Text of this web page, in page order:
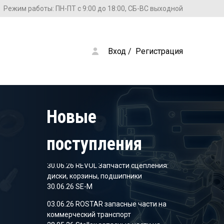
Режим работы: ПН-ПТ с 9:00 до 18:00, СБ-ВС выходной
Вход / Регистрация
Новые
поступления
09.04.26 SHEFT Колодки тормозные
05.03.26 SHEFT Колодки тормозные
09.12.25 Stellox запасные части на
коммерческий транспорт
18.11.25 Stellox запасные части на
коммерческий транспорт
30.06.26 REVOL Запчасти сцепления:
диски, корзины, подшипники
30.06.26 SE-M
03.06.26 ROSTAR запасные части на
коммерческий транспорт